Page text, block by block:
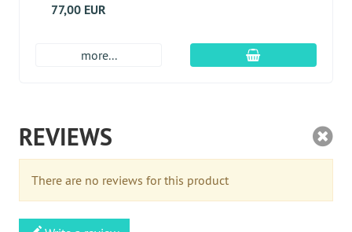
77,00 EUR
more... Įdėti į krepšį
REVIEWS
There are no reviews for this product